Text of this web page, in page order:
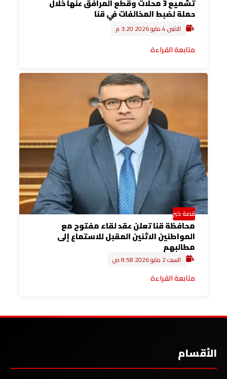
تشميع 3 محلات وقطع المرافق عنها خلال
حملة لضبط المخالفات في قنا
الاثنين 4 مايو 2026 3:20 م
متابعة القراءة
قصة خبر
محافظة قنا تعلن عقد لقاء مفتوح مع
المواطنين الاثنين المقبل للاستماع إلى
مطالبهم
السبت 2 مايو 2026 8:58 ص
متابعة القراءة
الأقسام